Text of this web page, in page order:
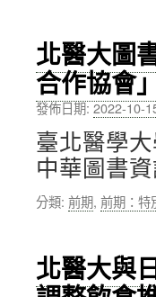
北醫大圖
合作協會
發佈日期:2022-10-
臺北醫學
中華圖書
分類: 前期, 前期：特
北醫大與